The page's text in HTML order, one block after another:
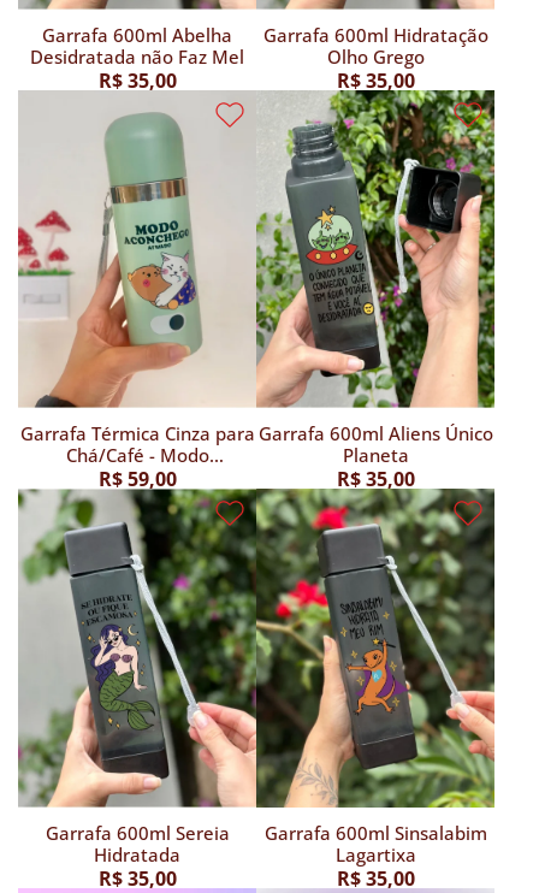
Garrafa 600ml Abelha
Desidratada não Faz Mel
R$ 35,00
Garrafa 600ml Hidratação
Olho Grego
R$ 35,00
Garrafa Térmica Cinza para
Chá/Café - Modo
Aconchego
R$ 59,00
Garrafa 600ml Aliens Único
Planeta
R$ 35,00
Garrafa 600ml Sereia
Hidratada
R$ 35,00
Garrafa 600ml Sinsalabim
Lagartixa
R$ 35,00